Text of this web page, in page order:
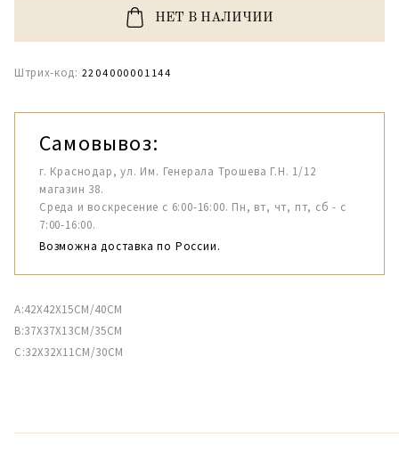
НЕТ В НАЛИЧИИ
Штрих-код: 2204000001144
Самовывоз:
г. Краснодар, ул. Им. Генерала Трошева Г.Н. 1/12
магазин 38.
Среда и воскресение с 6:00-16:00. Пн, вт, чт, пт, сб - с
7:00-16:00.
Возможна доставка по России.
A:42X42X15CM/40CM
B:37X37X13CM/35CM
C:32X32X11CM/30CМ